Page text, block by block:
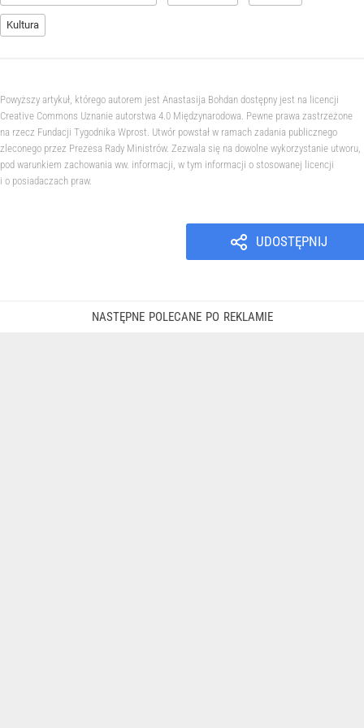
Kultura
Powyższy artykuł, którego autorem jest Anastasija Bohdan dostępny jest na licencji
Creative Commons Uznanie autorstwa 4.0 Międzynarodowa. Pewne prawa zastrzeżone
na rzecz Fundacji Tygodnika Wprost. Utwór powstał w ramach zadania publicznego
zleconego przez Prezesa Rady Ministrów. Zezwala się na dowolne wykorzystanie utworu,
pod warunkiem zachowania ww. informacji, w tym informacji o stosowanej licencji
i o posiadaczach praw.
UDOSTĘPNIJ